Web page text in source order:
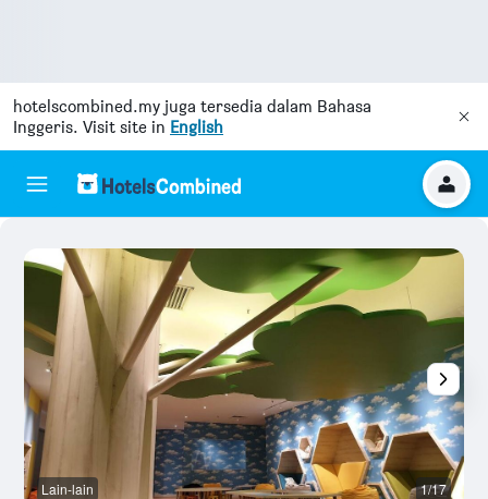
hotelscombined.my juga tersedia dalam Bahasa
Inggeris. Visit site in English
Lain-lain 1/17